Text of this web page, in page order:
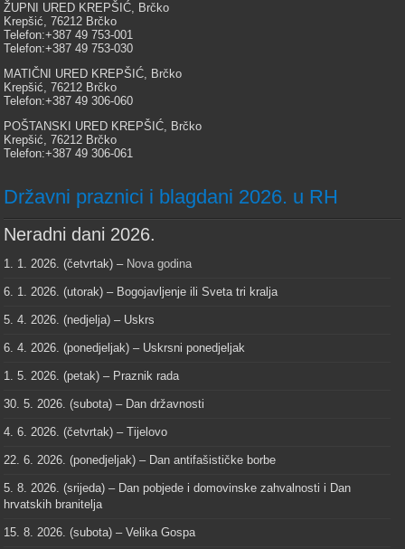
ŽUPNI URED KREPŠIĆ, Brčko
Krepšić, 76212 Brčko
Telefon:+387 49 753-001
Telefon:+387 49 753-030
MATIČNI URED KREPŠIĆ, Brčko
Krepšić, 76212 Brčko
Telefon:+387 49 306-060
POŠTANSKI URED KREPŠIĆ, Brčko
Krepšić, 76212 Brčko
Telefon:+387 49 306-061
Državni praznici i blagdani 2026. u RH
Neradni dani 2026.
1. 1. 2026. (četvrtak) – Nova godina
6. 1. 2026. (utorak) – Bogojavljenje ili Sveta tri kralja
5. 4. 2026. (nedjelja) – Uskrs
6. 4. 2026. (ponedjeljak) – Uskrsni ponedjeljak
1. 5. 2026. (petak) – Praznik rada
30. 5. 2026. (subota) – Dan državnosti
4. 6. 2026. (četvrtak) – Tijelovo
22. 6. 2026. (ponedjeljak) – Dan antifašističke borbe
5. 8. 2026. (srijeda) – Dan pobjede i domovinske zahvalnosti i Dan
hrvatskih branitelja
15. 8. 2026. (subota) – Velika Gospa